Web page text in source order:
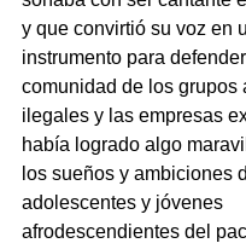
y que convirtió su voz en
instrumento para
comunidad de los grupos
ilegales y las empresas
había logrado algo
los sueños y ambiciones
adolescentes y jóvenes
afrodescendientes del